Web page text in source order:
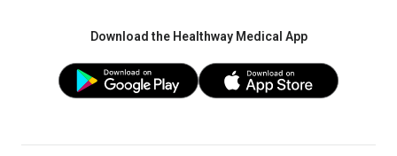
Download the Healthway Medical App